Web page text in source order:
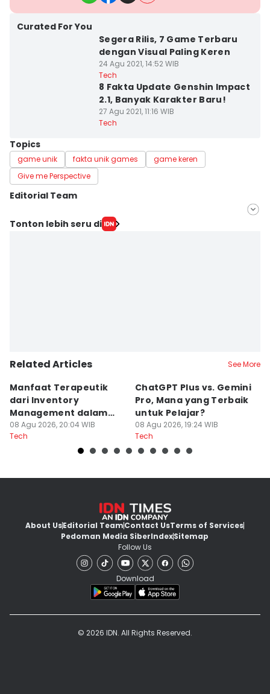
Curated For You
Segera Rilis, 7 Game Terbaru
dengan Visual Paling Keren
24 Agu 2021, 14:52 WIB
Tech
8 Fakta Update Genshin Impact
2.1, Banyak Karakter Baru!
27 Agu 2021, 11:16 WIB
Tech
Topics
game unik fakta unik games
game keren
Give me Perspective
Editorial Team
Editor
Tonton lebih seru di
Related Articles See More
Manfaat Terapeutik
dari Inventory
Management dalam
Cozy Game
08 Agu 2026, 20:04 WIB
Tech
ChatGPT Plus vs. Gemini
Pro, Mana yang Terbaik
untuk Pelajar?
08 Agu 2026, 19:24 WIB
Tech
About UsEditorial TeamContact UsTerms of Services
Pedoman Media SiberIndexSitemap
Follow Us
Download
© 2026 IDN. All Rights Reserved.